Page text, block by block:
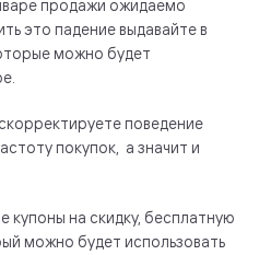
продажи ожидаемо
это падение выдавайте в
можно будет
поведение
покупок, а значит и
купоны на скидку, бесплатную
можно будет использовать